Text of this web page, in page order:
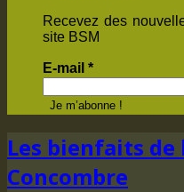
Recevez des
site BSM
E-mail *
Les bienfaits de
Concombre